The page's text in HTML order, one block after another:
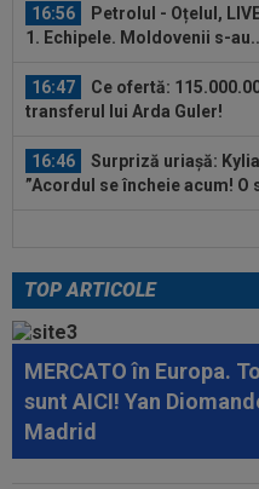
16:56
Petrolul - Oțelul,
1. Echipele. Moldovenii s-au...
16:47
Ce ofertă:
transferul lui Arda Guler!
16:46
Surpriză uriașă:
”Acordul se încheie acum! O
Edi Iordănescu i-a
17:34 FOTO
Lovitură de
de mireasă lângă Ronaldo,
17:33 LIVE VIDEO&SCORE
1-0, DGS 1. Honciu a
17:29
Dramatic! Ce a făcut
TOP ARTICOLE
MERCATO în Europa.
sunt AICI! Yan
Madrid